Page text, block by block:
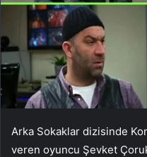
Arka Sokaklar dizisinde
veren oyuncu Şevket